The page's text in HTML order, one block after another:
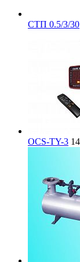
СТП 0.5/3/30
OCS-TY-3